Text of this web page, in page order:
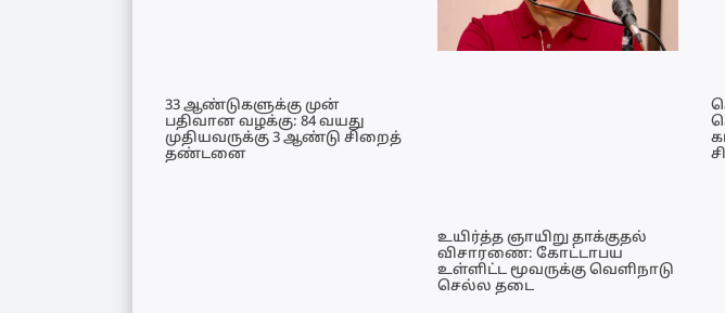
33 ஆண்டுகளுக்கு முன்
பதிவான வழக்கு: 84 வயது
முதியவருக்கு 3 ஆண்டு சிறைத்
தண்டனை
உயிர்த்த ஞாயிறு தாக்குதல்
விசாரணை: கோட்டாபய
உள்ளிட்ட மூவருக்கு வெளிநாடு
செல்ல தடை